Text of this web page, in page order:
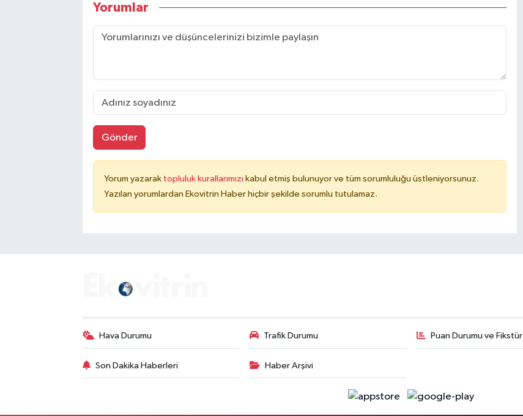
Yorumlar
Gönder
Yorum yazarak topluluk kurallarımızı kabul etmiş bulunuyor ve tüm sorumluluğu üstleniyorsunuz.
Yazılan yorumlardan Ekovitrin Haber hiçbir şekilde sorumlu tutulamaz.
Hava Durumu Trafik Durumu Puan Durumu ve Fikstür
Son Dakika Haberleri Haber Arşivi